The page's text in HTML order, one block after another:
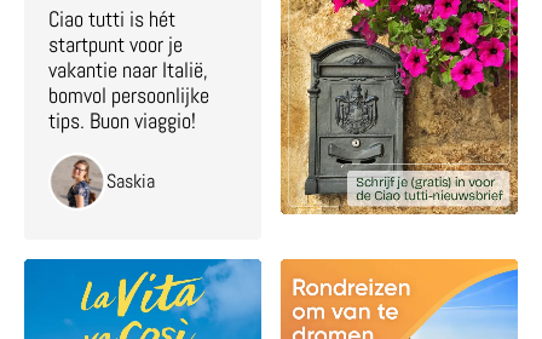
Ciao tutti is hét
startpunt voor je
vakantie naar Italië,
bomvol persoonlijke
tips. Buon viaggio!
Saskia